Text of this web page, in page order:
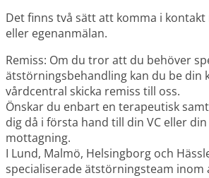
Det finns två sätt att komma i kontakt
eller egenanmälan.
Remiss: Om du tror att du behöver
ätstörningsbehandling kan du be din
vårdcentral skicka remiss till oss.
Önskar du enbart en terapeutisk
dig då i första hand till din VC eller
mottagning.
I Lund, Malmö, Helsingborg och
specialiserade ätstörningsteam inom